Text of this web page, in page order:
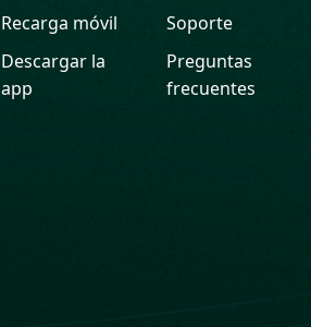
Recarga móvil
Descargar la
app
Soporte
Preguntas
frecuentes